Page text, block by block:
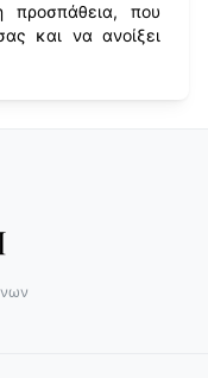
προσπάθεια, που
και να ανοίξει